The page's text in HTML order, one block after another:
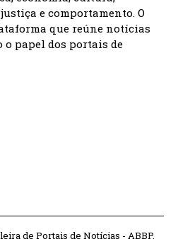
e comportamento. O
que reúne notícias
papel dos portais de
de Portais de Notícias - ABBP.